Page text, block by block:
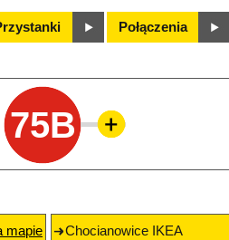
Połączenia
75B
mapie
Chocianowice IKEA